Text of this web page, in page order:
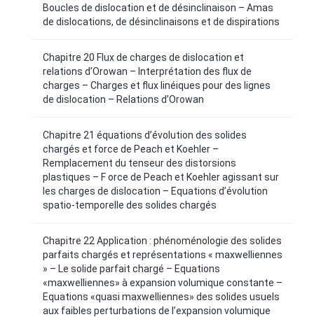
Boucles de dislocation et de désinclinaison – Amas
de dislocations, de désinclinaisons et de dispirations
Chapitre 20 Flux de charges de dislocation et
relations d’Orowan – Interprétation des flux de
charges – Charges et flux linéiques pour des lignes
de dislocation – Relations d’Orowan
Chapitre 21 équations d’évolution des solides
chargés et force de Peach et Koehler –
Remplacement du tenseur des distorsions
plastiques – F orce de Peach et Koehler agissant sur
les charges de dislocation – Equations d’évolution
spatio-temporelle des solides chargés
Chapitre 22 Application : phénoménologie des solides
parfaits chargés et représentations « maxwelliennes
» – Le solide parfait chargé – Equations
«maxwelliennes» à expansion volumique constante –
Equations «quasi maxwelliennes» des solides usuels
aux faibles perturbations de l’expansion volumique